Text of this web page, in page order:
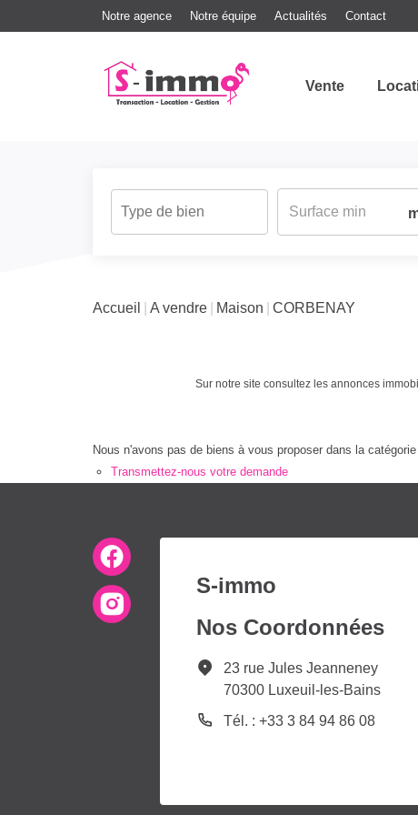
Notre agence Notre équipe Actualités Contact
Vente
Accueil A vendre Maison CORBENAY
Sur notre site consultez les annonces
Nous n'avons pas de biens à vous proposer dans la
Transmettez-nous votre demande
S-immo
Nos Coordonnées
23 rue Jules Jeanneney
70300 Luxeuil-les-Bains
Tél. : +33 3 84 94 86 08